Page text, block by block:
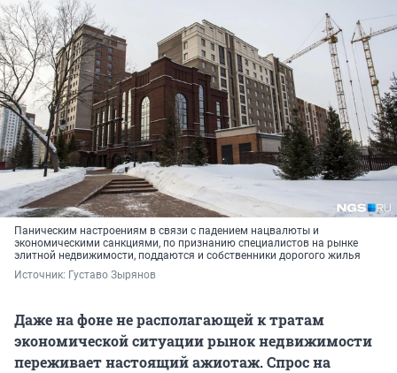
Паническим настроениям в связи с падением нацвалюты и
экономическими санкциями, по признанию специалистов на рынке
элитной недвижимости, поддаются и собственники дорогого жилья
Источник: Густаво Зырянов
Даже на фоне не располагающей к тратам
экономической ситуации рынок недвижимости
переживает настоящий ажиотаж. Спрос на